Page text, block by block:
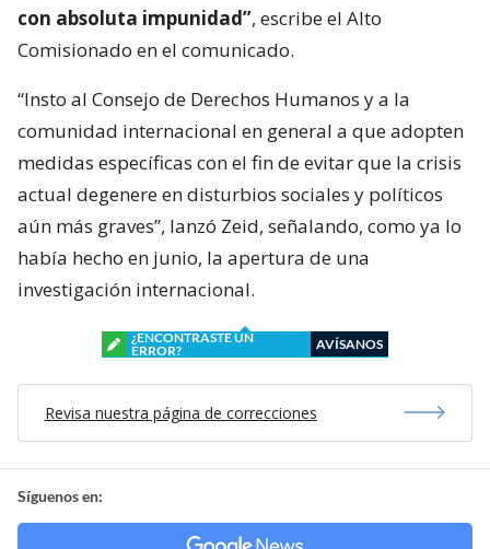
con absoluta impunidad”, escribe el Alto
Comisionado en el comunicado.
“Insto al Consejo de Derechos Humanos y a la
comunidad internacional en general a que adopten
medidas específicas con el fin de evitar que la crisis
actual degenere en disturbios sociales y políticos
aún más graves”, lanzó Zeid, señalando, como ya lo
había hecho en junio, la apertura de una
investigación internacional.
¿ENCONTRASTE UN
ERROR?
AVÍSANOS
Revisa nuestra página de correcciones
Síguenos en: